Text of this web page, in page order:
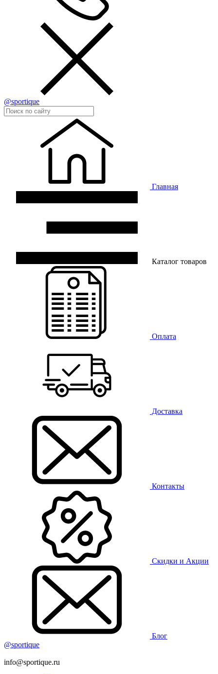
@sportique
Главная
Каталог товаров
Оплата
Доставка
Контакты
Скидки и Акции
Блог
@sportique
info@sportique.ru